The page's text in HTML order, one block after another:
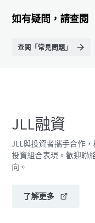
如有疑問，請查閱
查閱「常見問題」
JLL融資
JLL與投資者攜手合作
投資組合表現。歡迎聯
向。
了解更多